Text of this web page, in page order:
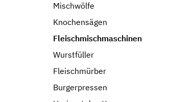
Mischwölfe
Knochensägen
Fleischmischmaschinen
Wurstfüller
Fleischmürber
Burgerpressen